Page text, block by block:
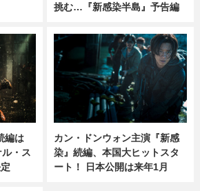
挑む…『新感染半島』予告編
編は
ル・ス
カン・ドンウォン主演『新感
染』続編、本国大ヒットスタ
ート！ 日本公開は来年1月